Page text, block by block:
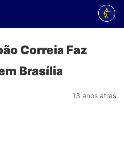
Correia Faz
Brasília
13 anos atrás